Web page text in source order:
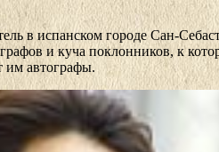
в испанском городе Сан-
и куча поклонников, к
им автографы.